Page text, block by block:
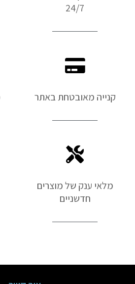
24/7
קנייה מאובטחת באתר
מלאי ענק של מוצרים
חדשניים